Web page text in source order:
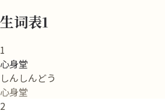
生词表1
1
心身堂
しんしんどう
心身堂
2